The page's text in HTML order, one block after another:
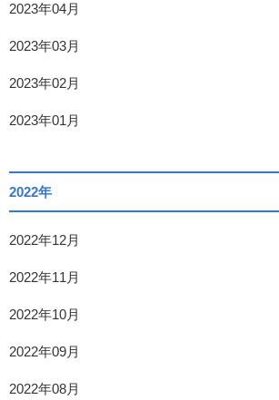
2023年04月
2023年03月
2023年02月
2023年01月
2022年
2022年12月
2022年11月
2022年10月
2022年09月
2022年08月